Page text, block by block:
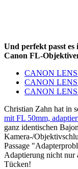
Und perfekt passt es
Canon FL-
CANON LENS
CANON LENS
CANON LENS
Christian Zahn hat in
mit FL 50mm,
ganz identischen
Kamera-/
Passage
Adaptierung nicht
Tücken!